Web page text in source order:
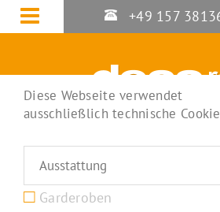
Zum
Inhalt
+49 157
Garderoben
Diese Webseite verwendet
ausschließlich technische